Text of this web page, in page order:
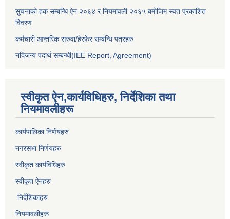
सुचनाको हक सम्बन्धि ऐन २०६४ र नियमावली २०६५ बमोजिम स्वत प्रकाशित
विवरण
कर्मचारी आन्तरिक सरुवा/हेरफेर सम्बन्धि पत्रहरु
नदिजन्य पदार्थ सम्बन्धी(IEE Report, Agreement)​
स्वीकृत ऐन,कार्यविधिहरु, निर्देशिका तथा
नियमावलीहरू
कार्यपालिका निर्णयहरु
नगरसभा निर्णयहरु
स्वीकृत कार्यविधिहरु
स्वीकृत ऐनहरु
निर्देशिकाहरु
नियमावलीहरू